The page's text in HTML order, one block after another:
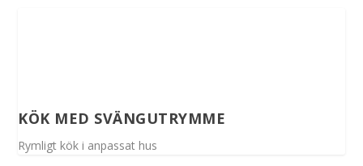
KÖK MED SVÄNGUTRYMME
Rymligt kök i anpassat hus